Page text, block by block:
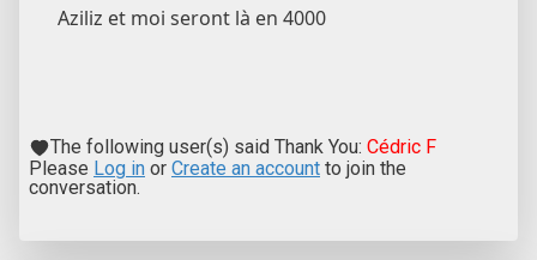
Aziliz et moi seront là en 4000
The following user(s) said Thank You: Cédric F
Please Log in or Create an account to join the
conversation.